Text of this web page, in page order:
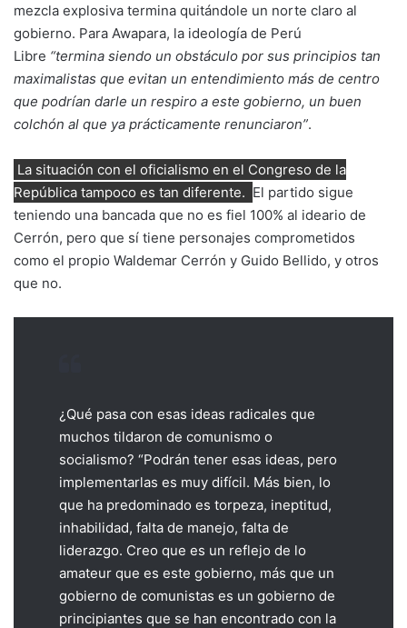
mezcla explosiva termina quitándole un norte claro al
gobierno. Para Awapara, la ideología de Perú
Libre “termina siendo un obstáculo por sus principios tan
maximalistas que evitan un entendimiento más de centro
que podrían darle un respiro a este gobierno, un buen
colchón al que ya prácticamente renunciaron”.
La situación con el oficialismo en el Congreso de la
República tampoco es tan diferente. El partido sigue
teniendo una bancada que no es fiel 100% al ideario de
Cerrón, pero que sí tiene personajes comprometidos
como el propio Waldemar Cerrón y Guido Bellido, y otros
que no.
¿Qué pasa con esas ideas radicales que
muchos tildaron de comunismo o
socialismo? “Podrán tener esas ideas, pero
implementarlas es muy difícil. Más bien, lo
que ha predominado es torpeza, ineptitud,
inhabilidad, falta de manejo, falta de
liderazgo. Creo que es un reflejo de lo
amateur que es este gobierno, más que un
gobierno de comunistas es un gobierno de
principiantes que se han encontrado con la